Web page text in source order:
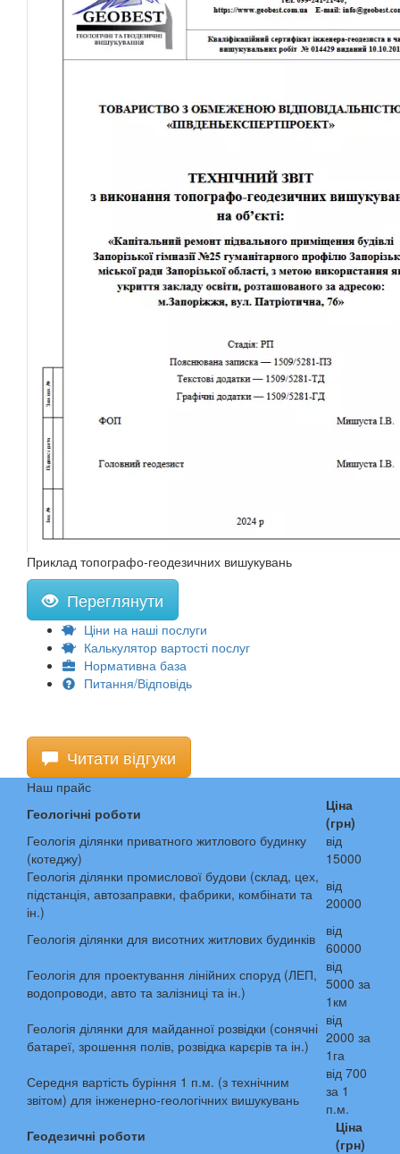
Приклад топографо-геодезичних вишукувань
Переглянути
Ціни на наші послуги
Калькулятор вартості послуг
Нормативна база
Питання/Відповідь
Читати відгуки
Наш прайс
Геологічні роботи
Ціна
(грн)
Геологія ділянки приватного житлового будинку
(котеджу)
від
15000
Геологія ділянки промислової будови (склад, цех,
підстанція, автозаправки, фабрики, комбінати та
ін.)
від
20000
Геологія ділянки для висотних житлових будинків
від
60000
Геологія для проектування лінійних споруд (ЛЕП,
водопроводи, авто та залізниці та ін.)
від
5000 за
1км
Геологія ділянки для майданної розвідки (сонячні
батареї, зрошення полів, розвідка карєрів та ін.)
від
2000 за
1га
Середня вартість буріння 1 п.м. (з технічним
звітом) для інженерно-геологічних вишукувань
від 700
за 1
п.м.
Геодезичні роботи
Ціна
(грн)